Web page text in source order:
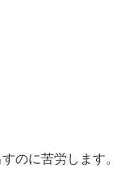
のに苦労します。